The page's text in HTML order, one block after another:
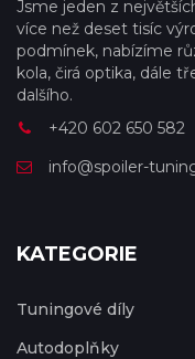
Jsme jeden z
více než deset tisíc
podmínek, nabízíme
kola, čirá optika, dále
dalšího.
+420 602 650 582
info@spoiler-
KATEGORIE
Tuningové díly
Autodoplňky